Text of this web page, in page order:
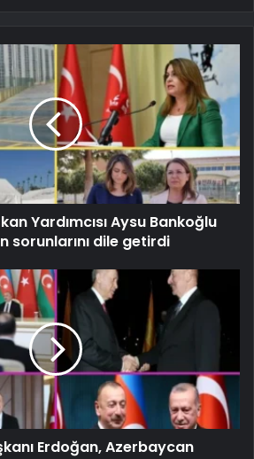
Yardımcısı Aysu Bankoğlu
sorunlarını dile getirdi
Erdoğan, Azerbaycan